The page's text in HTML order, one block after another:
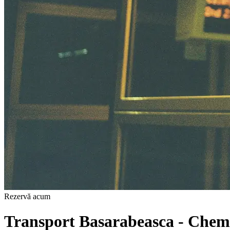
Rezervă acum
Transport Basarabeasca -